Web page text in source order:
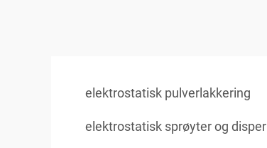
elektrostatisk pulverlakkering
elektrostatisk sprøyter og disper